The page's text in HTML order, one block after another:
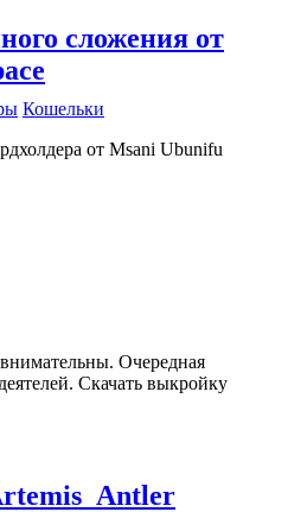
сложения от
Кошельки
от Msani Ubunifu
Очередная
Скачать выкройку